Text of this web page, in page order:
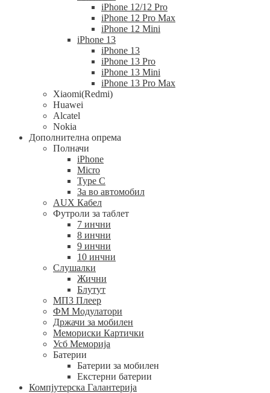
iPhone 12/12 Pro
iPhone 12 Pro Max
iPhone 12 Mini
iPhone 13
iPhone 13
iPhone 13 Pro
iPhone 13 Mini
iPhone 13 Pro Max
Xiaomi(Redmi)
Huawei
Alcatel
Nokia
Дополнителна опрема
Полначи
iPhone
Micro
Type C
За во автомобил
AUX Кабел
Футроли за таблет
7 инчни
8 инчни
9 инчни
10 инчни
Слушалки
Жични
Блутут
МП3 Плеер
ФМ Модулатори
Држачи за мобилен
Мемориски Картички
Усб Меморија
Батерии
Батерии за мобилен
Екстерни батерии
Компјутерска Галантерија